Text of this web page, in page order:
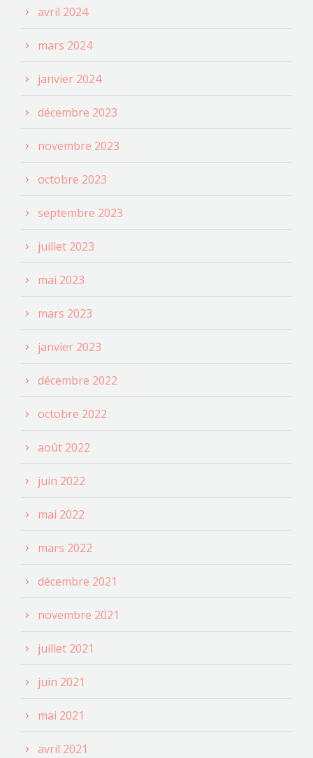
avril 2024
mars 2024
janvier 2024
décembre 2023
novembre 2023
octobre 2023
septembre 2023
juillet 2023
mai 2023
mars 2023
janvier 2023
décembre 2022
octobre 2022
août 2022
juin 2022
mai 2022
mars 2022
décembre 2021
novembre 2021
juillet 2021
juin 2021
mai 2021
avril 2021